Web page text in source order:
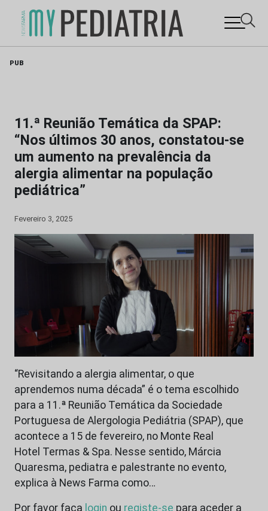
PUB
11.ª Reunião Temática da SPAP:
“Nos últimos 30 anos, constatou-se
um aumento na prevalência da
alergia alimentar na população
pediátrica”
Fevereiro 3, 2025
“Revisitando a alergia alimentar, o que
aprendemos numa década” é o tema escolhido
para a 11.ª Reunião Temática da Sociedade
Portuguesa de Alergologia Pediátria (SPAP), que
acontece a 15 de fevereiro, no Monte Real
Hotel Termas & Spa. Nesse sentido, Márcia
Quaresma, pediatra e palestrante no evento,
explica à News Farma como…
Por favor faça login ou registe-se para aceder a